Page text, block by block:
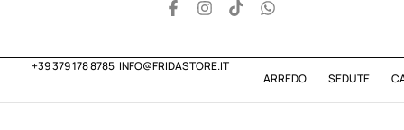
+39 379 178 8785 INFO@FRIDASTORE.IT
ARREDO
SEDUTE